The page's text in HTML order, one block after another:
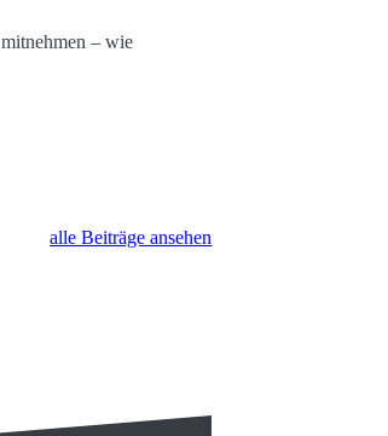
– wie
alle Beiträge ansehen